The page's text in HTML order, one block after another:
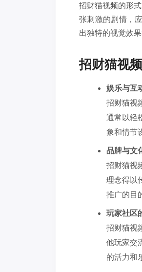
招财猫视频的形
张刺激的剧情，
出独特的视觉效果
招财猫视
娱乐与互
招财猫视
通常以轻
象和情节
品牌与文
招财猫视
理念得以
推广的目
玩家社区
招财猫视
他玩家交
的活力和